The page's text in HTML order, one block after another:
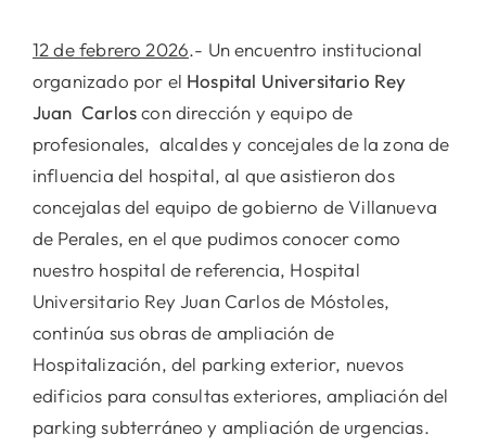
12 de febrero 2026.- Un encuentro institucional
organizado por el Hospital Universitario Rey
Juan Carloscon dirección y equipo de
profesionales, alcaldes y concejales de la zona de
influencia del hospital, al que asistieron dos
concejalas del equipo de gobierno de Villanueva
de Perales, en el que pudimos conocer como
nuestro hospital de referencia, Hospital
Universitario Rey Juan Carlos de Móstoles,
continúa sus obras de ampliación de
Hospitalización, del parking exterior, nuevos
edificios para consultas exteriores, ampliación del
parking subterráneo y ampliación de urgencias.